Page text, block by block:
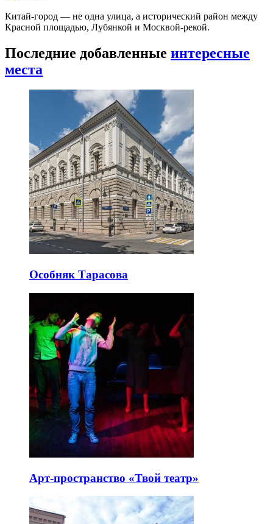
Китай-город — не одна улица, а исторический район между
Красной площадью, Лубянкой и Москвой-рекой.
Последние добавленные интересные
места
Особняк Тарасова
Арт-пространство «Твой театр»